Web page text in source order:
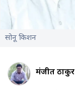
सोनू किशन
मंजीत ठाकुर